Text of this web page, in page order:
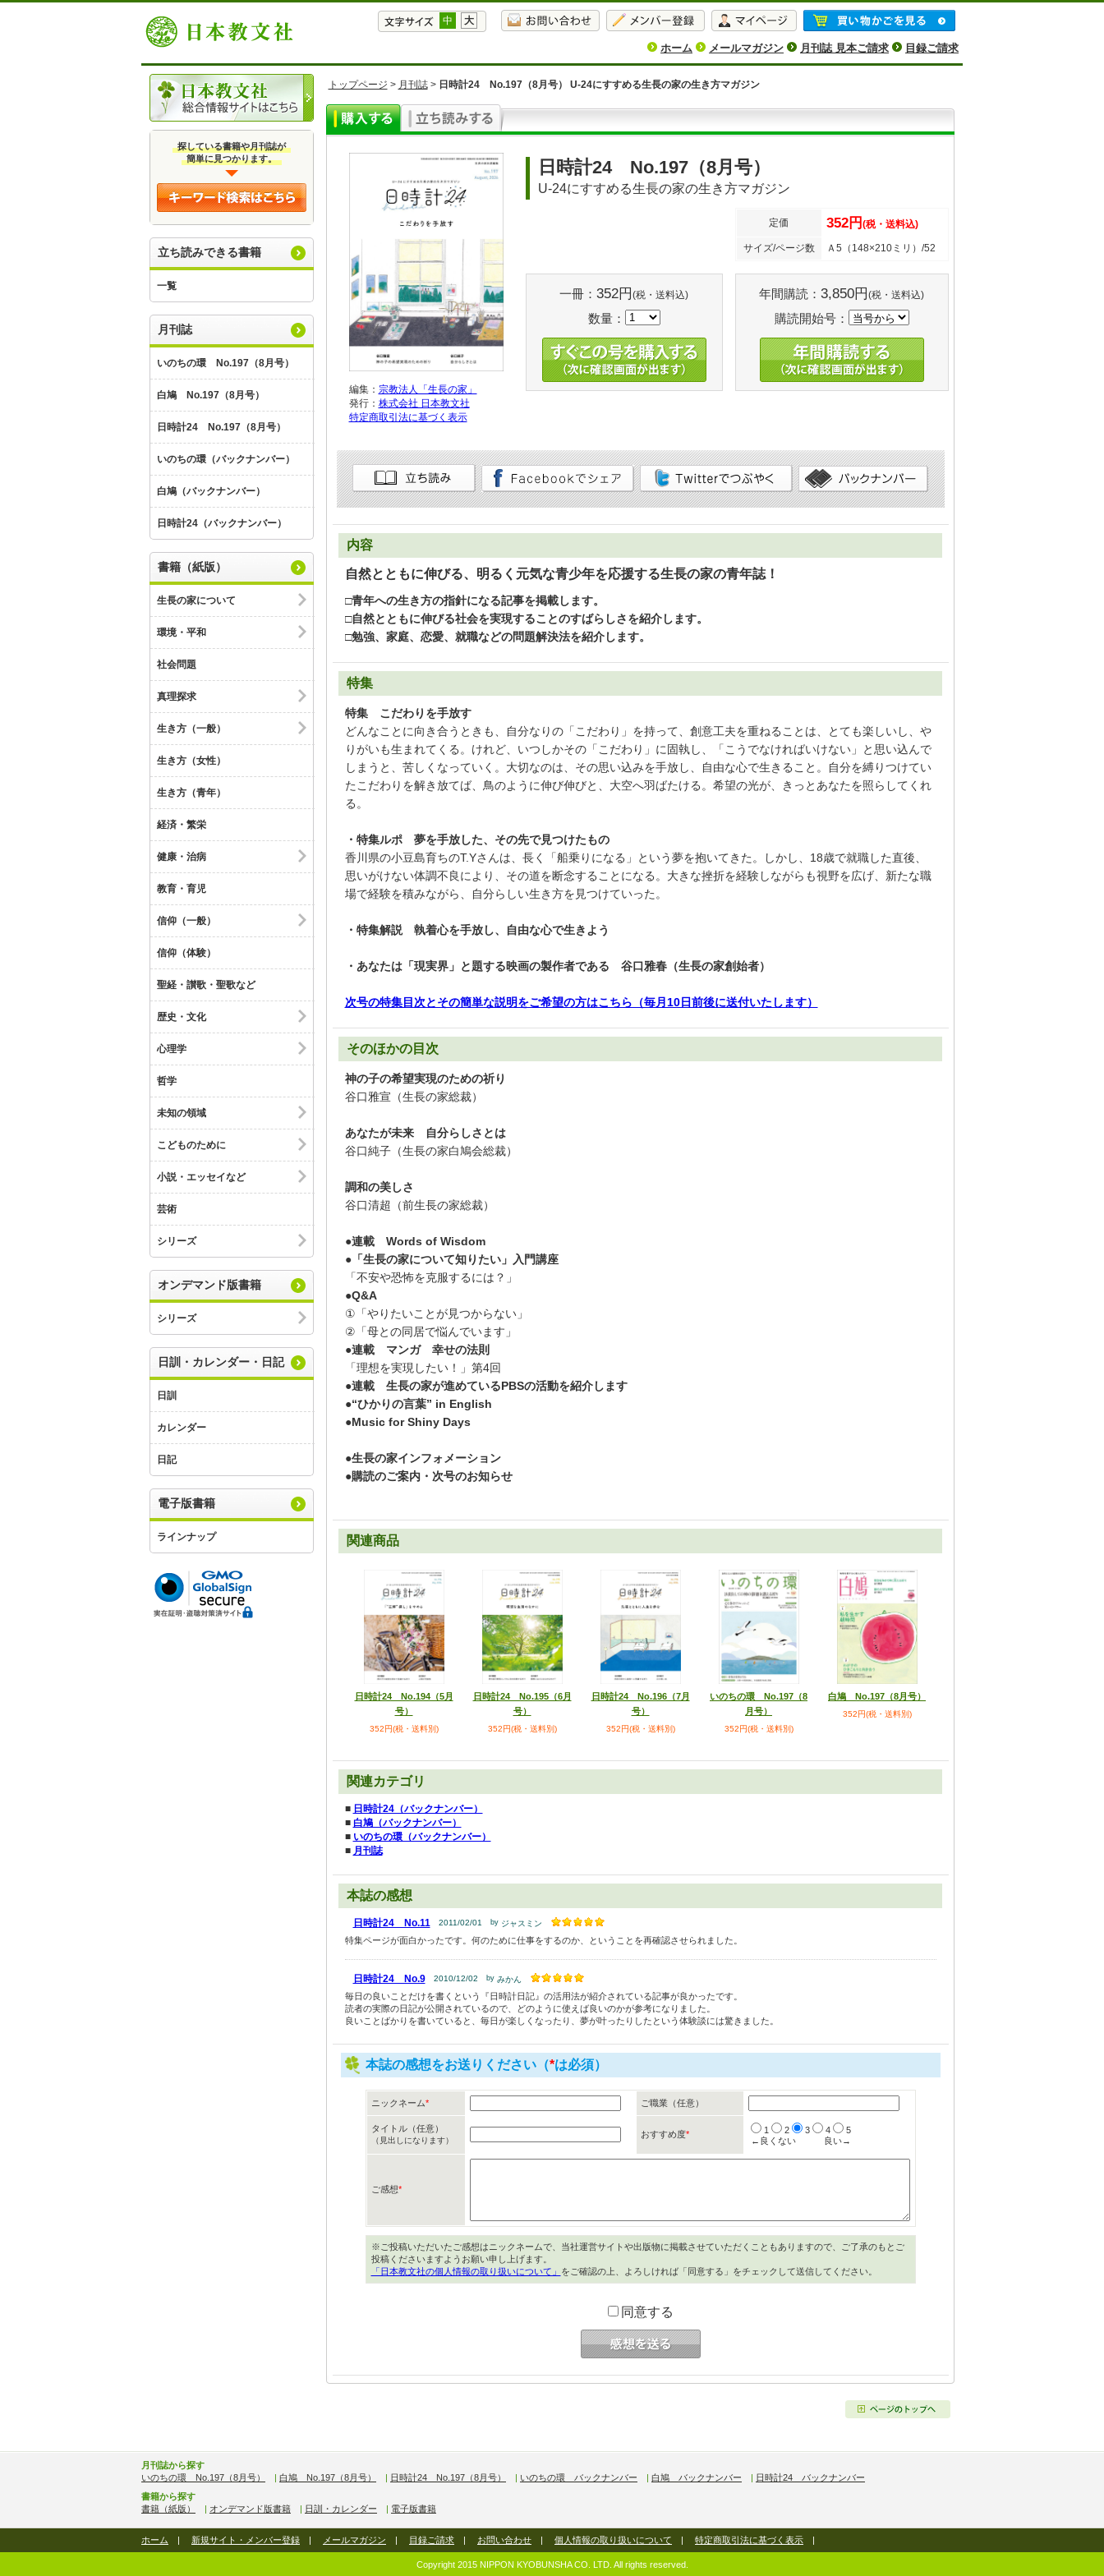
中 大
ホーム メールマガジン 月刊誌 見本ご請求 目録ご請求
探している書籍や月刊誌が
簡単に見つかります。
立ち読みできる書籍
一覧
月刊誌
いのちの環 No.197（8月号）
白鳩 No.197（8月号）
日時計24 No.197（8月号）
いのちの環（バックナンバー）
白鳩（バックナンバー）
日時計24（バックナンバー）
書籍（紙版）
生長の家について
環境・平和
社会問題
真理探求
生き方（一般）
生き方（女性）
生き方（青年）
経済・繁栄
健康・治病
教育・育児
信仰（一般）
信仰（体験）
聖経・讃歌・聖歌など
歴史・文化
心理学
哲学
未知の領域
こどものために
小説・エッセイなど
芸術
シリーズ
オンデマンド版書籍
シリーズ
日訓・カレンダー・日記
日訓
カレンダー
日記
電子版書籍
ラインナップ
トップページ > 月刊誌> 日時計24 No.197（8月号） U-24にすすめる生長の家の生き方マガジン
編集： 宗教法人「生長の家」
発行： 株式会社 日本教文社
特定商取引法に基づく表示
日時計24 No.197（8月号）
U-24にすすめる生長の家の生き方マガジン
定価 352円 (税・送料込)
サイズ/ページ数 Ａ5（148×210ミリ）/52
一冊： 352円 (税・送料込)
数量：
年間購読： 3,850円 (税・送料込)
購読開始号：
内容
自然とともに伸びる、明るく元気な青少年を応援する生長の家の青年誌！
□青年への生き方の指針になる記事を掲載します。
□自然とともに伸びる社会を実現することのすばらしさを紹介します。
□勉強、家庭、恋愛、就職などの問題解決法を紹介します。
特集
特集 こだわりを手放す
どんなことに向き合うときも、自分なりの「こだわり」を持って、創意工夫を重ねることは、とても楽しいし、や
りがいも生まれてくる。けれど、いつしかその「こだわり」に固執し、「こうでなければいけない」と思い込んで
しまうと、苦しくなっていく。大切なのは、その思い込みを手放し、自由な心で生きること。自分を縛りつけてい
たこだわりを解き放てば、鳥のように伸び伸びと、大空へ羽ばたける。希望の光が、きっとあなたを照らしてくれ
る。
・特集ルポ 夢を手放した、その先で見つけたもの
香川県の小豆島育ちのT.Yさんは、長く「船乗りになる」という夢を抱いてきた。しかし、18歳で就職した直後、
思いがけない体調不良により、その道を断念することになる。大きな挫折を経験しながらも視野を広げ、新たな職
場で経験を積みながら、自分らしい生き方を見つけていった。
・特集解説 執着心を手放し、自由な心で生きよう
・あなたは「現実界」と題する映画の製作者である 谷口雅春（生長の家創始者）
次号の特集目次とその簡単な説明をご希望の方はこちら（毎月10日前後に送付いたします）
そのほかの目次
神の子の希望実現のための祈り
谷口雅宣（生長の家総裁）
あなたが未来 自分らしさとは
谷口純子（生長の家白鳩会総裁）
調和の美しさ
谷口清超（前生長の家総裁）
●連載 Words of Wisdom
●「生長の家について知りたい」入門講座
「不安や恐怖を克服するには？」
●Q&A
①「やりたいことが見つからない」
②「母との同居で悩んでいます」
●連載 マンガ 幸せの法則
「理想を実現したい！」第4回
●連載 生長の家が進めているPBSの活動を紹介します
●“ひかりの言葉” in English
●Music for Shiny Days
●生長の家インフォメーション
●購読のご案内・次号のお知らせ
関連商品
日時計24 No.194（5月
号）
352円(税・送料別)
日時計24 No.195（6月
号）
352円(税・送料別)
日時計24 No.196（7月
号）
352円(税・送料別)
いのちの環 No.197（8
月号）
352円(税・送料別)
白鳩 No.197（8月号）
352円(税・送料別)
関連カテゴリ
■ 日時計24（バックナンバー）
■ 白鳩（バックナンバー）
■ いのちの環（バックナンバー）
■ 月刊誌
本誌の感想
日時計24 No.11 2011/02/01 by ジャスミン
特集ページが面白かったです。何のために仕事をするのか、ということを再確認させられました。
日時計24 No.9 2010/12/02 by みかん
毎日の良いことだけを書くという『日時計日記』の活用法が紹介されている記事が良かったです。
読者の実際の日記が公開されているので、どのように使えば良いのかが参考になりました。
良いことばかりを書いていると、毎日が楽しくなったり、夢が叶ったりしたという体験談には驚きました。
本誌の感想をお送りください（*は必須）
ニックネーム* ご職業（任意）
タイトル（任意）
（見出しになります）
おすすめ度* 1 2 3 4
5
←良くない
良い→
ご感想*
※ご投稿いただいたご感想はニックネームで、当社運営サイトや出版物に掲載させていただくこともありますので、ご了承のもとご
投稿くださいますようお願い申し上げます。
「日本教文社の個人情報の取り扱いについて」 をご確認の上、よろしければ「同意する」をチェックして送信してください。
同意する
月刊誌から探す
いのちの環 No.197（8月号）
白鳩 No.197（8月号） 日時計24 No.197（8月号） いのちの環 バックナンバー 白鳩 バックナンバー
日時計24 バックナンバー
書籍から探す
書籍（紙版）
オンデマンド版書籍 日訓・カレンダー 電子版書籍
ホーム 新規サイト・メンバー登録 メールマガジン 目録ご請求 お問い合わせ 個人情報の取り扱いについて 特定商取引法に基づく表示
Copyright 2015 NIPPON KYOBUNSHA CO. LTD. All rights reserved.